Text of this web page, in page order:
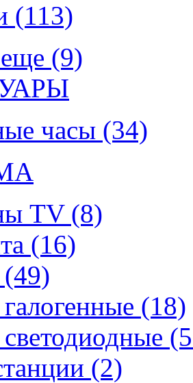
(113)
(9)
часы (34)
TV (8)
(16)
(49)
(18)
(2)